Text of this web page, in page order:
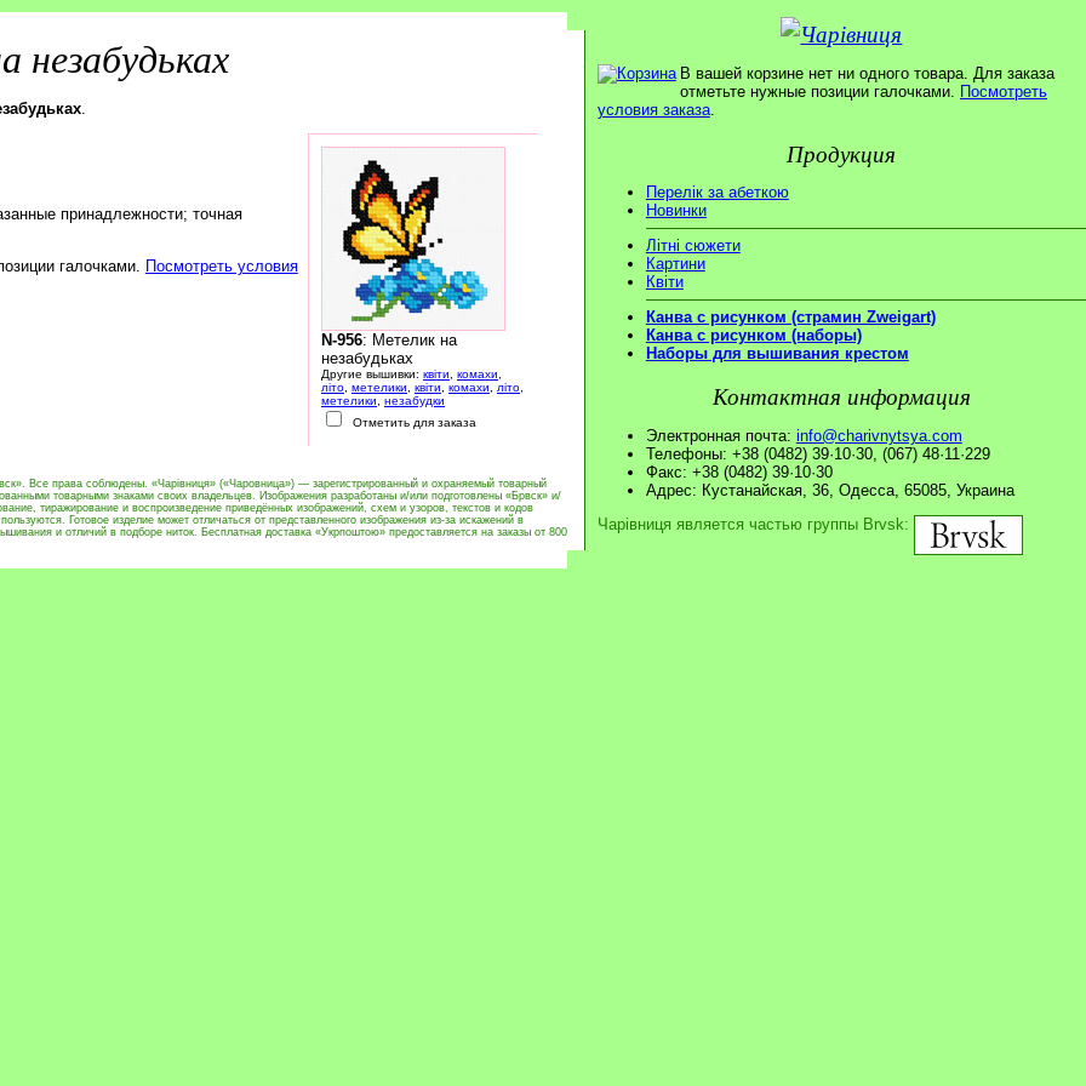
незабудьках
.
N-956: Метелик на
незабудьках
Другие вышивки: квіти комахи
літо метелики квіти комахи літо
метелики
незабудки
Отметить для заказа
принадлежности; точная
галочками.
Посмотреть условия
Все права соблюдены. «Чарівниця» («Чаровница») — зарегистрированный и охраняемый товарный
товарными знаками своих владельцев. Изображения разработаны и/или подготовлены «Брвск» и/
тиражирование и воспроизведение приведённых изображений, схем и узоров, текстов и кодов
Готовое изделие может отличаться от представленного изображения из-за искажений в
и отличий в подборе ниток. Бесплатная доставка «Укрпоштою» предоставляется на заказы от 800
В вашей корзине нет ни одного товара. Для заказа
отметьте нужные позиции галочками. Посмотреть
условия заказа.
Продукция
Перелік за абеткою
Новинки
Літні сюжети
Картини
Квіти
Канва с рисунком (страмин Zweigart)
Канва с рисунком (наборы)
Наборы для вышивания крестом
Контактная информация
Электронная почта: info@charivnytsya.com
Телефоны: +38 (0482) 39·10·30, (067) 48·11·229
Факс: +38 (0482) 39·10·30
Адрес: Кустанайская, 36, Одесса, 65085, Украина
Чарівниця является частью группы Brvsk: